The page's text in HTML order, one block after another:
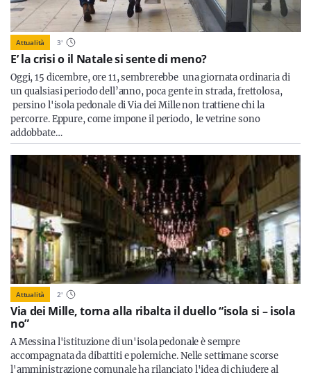
Attualità 3'
E’ la crisi o il Natale si sente di meno?
Oggi, 15 dicembre, ore 11, sembrerebbe una giornata ordinaria di
un qualsiasi periodo dell’anno, poca gente in strada, frettolosa,
persino l'isola pedonale di Via dei Mille non trattiene chi la
percorre. Eppure, come impone il periodo, le vetrine sono
addobbate…
Attualità 2'
Via dei Mille, torna alla ribalta il duello “isola si – isola
no”
A Messina l'istituzione di un'isola pedonale è sempre
accompagnata da dibattiti e polemiche. Nelle settimane scorse
l'amministrazione comunale ha rilanciato l'idea di chiudere al